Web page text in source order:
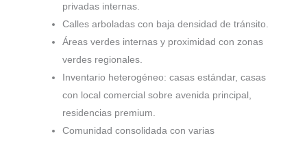
privadas internas.
Calles arboladas con baja densidad de tránsito.
Áreas verdes internas y proximidad con zonas
verdes regionales.
Inventario heterogéneo: casas estándar, casas
con local comercial sobre avenida principal,
residencias premium.
Comunidad consolidada con varias